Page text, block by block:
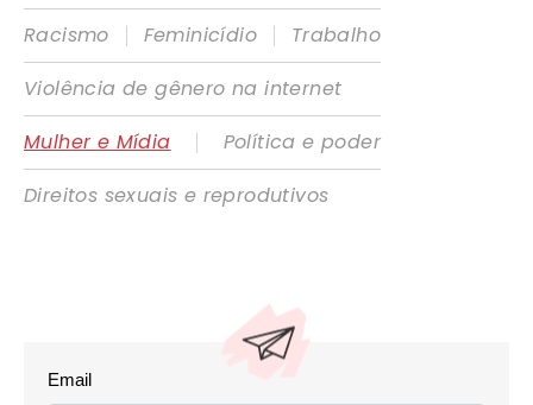
Racismo
| Feminicídio |
Trabalho
Violência de gênero na internet
Mulher e Mídia
|
Política e poder
Direitos sexuais e reprodutivos